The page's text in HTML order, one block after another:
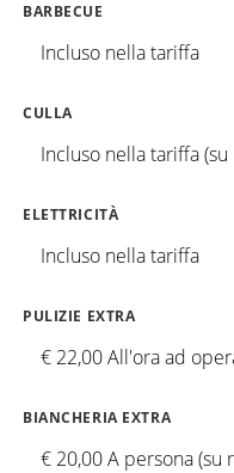
BARBECUE
Incluso nella tariffa
CULLA
Incluso nella tariffa
ELETTRICITÀ
Incluso nella tariffa
PULIZIE EXTRA
€ 22,00 All'ora ad
BIANCHERIA EXTRA
€ 20,00 A persona (su